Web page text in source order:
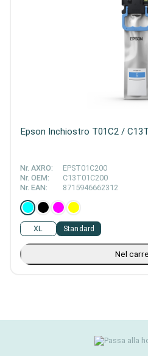
Epson Inchiostro T01C2 /
Nr. AXRO:
EPST01C200
Nr. OEM:
C13T01C200
Nr. EAN:
8715946662312
Standard
XL
Nel